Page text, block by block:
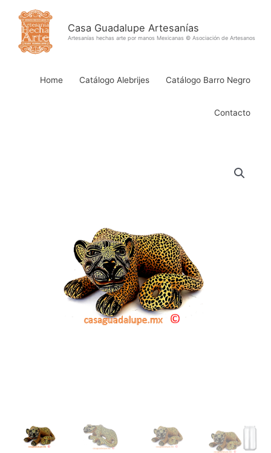
contenido
Casa Guadalupe Artesanías
Artesanías hechas arte por manos Mexicanas © Asociación de Artesanos
Home Catálogo Alebrijes Catálogo Barro Negro
Contacto